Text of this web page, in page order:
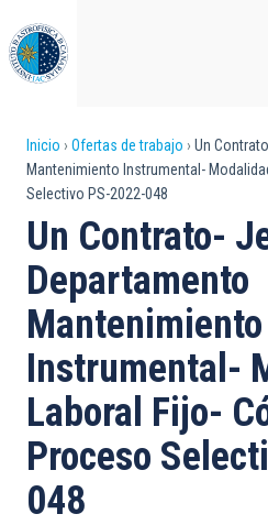
al
contenido
principal
Sobrescribir
enlaces
de
ayuda
a
la
navegación
Inicio Ofertas de trabajo
Un
Mantenimiento Instrumental-
Selectivo PS-2022-048
Un Contrato-
Departamento
Mantenimiento
Instrumental-
Laboral Fijo-
Proceso
048